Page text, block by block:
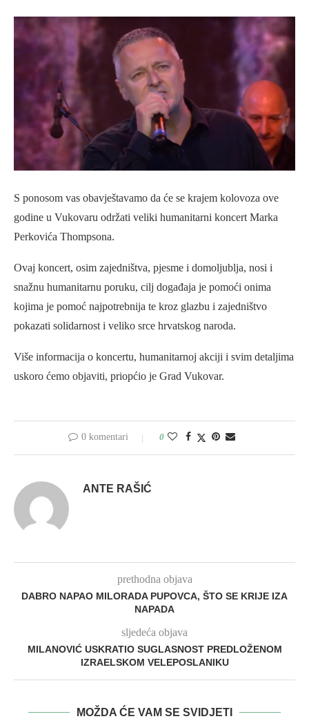
S ponosom vas obavještavamo da će se krajem kolovoza ove
godine u Vukovaru održati veliki humanitarni koncert Marka
Perkovića Thompsona.
Ovaj koncert, osim zajedništva, pjesme i domoljublja, nosi i
snažnu humanitarnu poruku, cilj događaja je pomoći onima
kojima je pomoć najpotrebnija te kroz glazbu i zajedništvo
pokazati solidarnost i veliko srce hrvatskog naroda.
Više informacija o koncertu, humanitarnoj akciji i svim detaljima
uskoro ćemo objaviti, priopćio je Grad Vukovar.
0 komentari 0
ANTE RAŠIĆ
prethodna objava
DABRO NAPAO MILORADA PUPOVCA, ŠTO SE KRIJE IZA
NAPADA
sljedeća objava
MILANOVIĆ USKRATIO SUGLASNOST PREDLOŽENOM
IZRAELSKOM VELEPOSLANIKU
MOŽDA ĆE VAM SE SVIDJETI